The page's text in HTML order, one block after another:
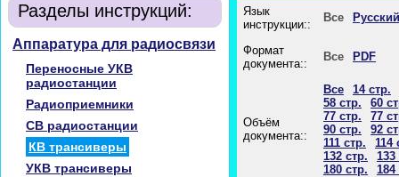
Разделы инструкций:
Аппаратура для радиосвязи
Переносные УКВ
радиостанции
Радиоприемники
CB радиостанции
КВ трансиверы
УКВ трансиверы
Язык
инструкции::
Все Русский
Формат
документа::
Все PDF
Объём
документа::
Все
14 стр.
58 стр.
60
77 стр.
77
90 стр.
92
111 стр.
114
132 стр.
133
180 стр.
184